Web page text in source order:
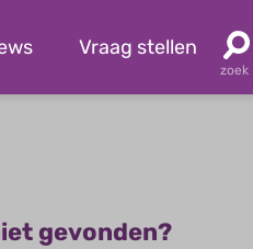
Vraag stellen
gevonden?